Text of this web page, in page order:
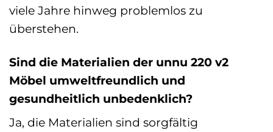
viele Jahre hinweg problemlos zu
überstehen.
Sind die Materialien der unnu 220 v2
Möbel umweltfreundlich und
gesundheitlich unbedenklich?
Ja, die Materialien sind sorgfältig